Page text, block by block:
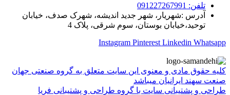
تلفن: 091227267991
آدرس :شهریار، شهر جدید اندیشه، شهرک صدف، خیابان
توحید،خیابان بوستان، سوم شرقی، پلاک 4
Instagram Pinterest Linkedin Whatsapp
کلیه حقوق مادی و معنوی این سایت متعلق به گروه صنعتی جهان
صنعت سهند ایرانیان میباشد
طراحی و پشتیبانی سایت با گروه طراحی و پشتیبانی فریا